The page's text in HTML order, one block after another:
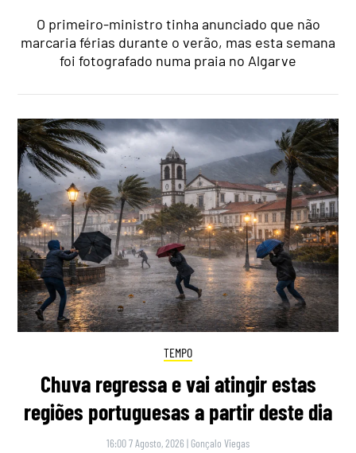
O primeiro-ministro tinha anunciado que não
marcaria férias durante o verão, mas esta semana
foi fotografado numa praia no Algarve
TEMPO
Chuva regressa e vai atingir estas
regiões portuguesas a partir deste dia
16:00 7 Agosto, 2026 | Gonçalo Viegas